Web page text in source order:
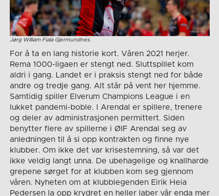
Jørg William Fiala Gjermundnes.
For å ta en lang historie kort. Våren 2021 herjer.
Rema 1000-ligaen er stengt ned. Sluttspillet kom
aldri i gang. Landet er i praksis stengt ned for både
andre og tredje gang. Alt står på vent her hjemme.
Samtidig spiller Elverum Champions League i en
lukket pandemi-boble. I Arendal er spillere, trenere
og deler av administrasjonen permittert. Siden
benytter flere av spillerne i ØIF Arendal seg av
anledningen til å si opp kontrakten og finne nye
klubber. Om ikke det var krisestemning, så var det
ikke veldig langt unna. De ubehagelige og knallharde
grepene sørget for at klubben kom seg gjennom
våren. Nyheten om at klubblegenden Eirik Heia
Pedersen la opp krydret en heller laber vår enda mer